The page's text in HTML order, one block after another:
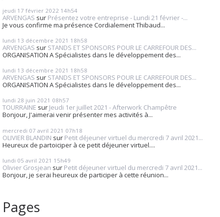
jeudi 17 février 2022 14h54
ARVENGAS sur Présentez votre entreprise - Lundi 21 février -...
Je vous confirme ma présence Cordialement Thibaud...
lundi 13 décembre 2021 18h58
ARVENGAS sur STANDS ET SPONSORS POUR LE CARREFOUR DES...
ORGANISATION A Spécialistes dans le développement des...
lundi 13 décembre 2021 18h58
ARVENGAS sur STANDS ET SPONSORS POUR LE CARREFOUR DES...
ORGANISATION A Spécialistes dans le développement des...
lundi 28 juin 2021 08h57
TOURRAINE sur Jeudi 1er juillet 2021 - Afterwork Champêtre
Bonjour, J'aimerai venir présenter mes activités à...
mercredi 07 avril 2021 07h18
OLIVIER BLANDIN sur Petit déjeuner virtuel du mercredi 7 avril 2021...
Heureux de partoiciper à ce petit déjeuner virtuel....
lundi 05 avril 2021 15h49
Olivier Grosjean sur Petit déjeuner virtuel du mercredi 7 avril 2021...
Bonjour, je serai heureux de participer à cette réunion...
Pages